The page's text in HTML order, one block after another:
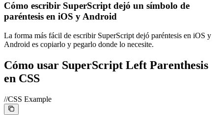
Cómo escribir SuperScript dejó un símbolo de
paréntesis en iOS y Android
La forma más fácil de escribir SuperScript dejó paréntesis en iOS y
Android es copiarlo y pegarlo donde lo necesite.
Cómo usar SuperScript Left Parenthesis
en CSS
//CSS Example